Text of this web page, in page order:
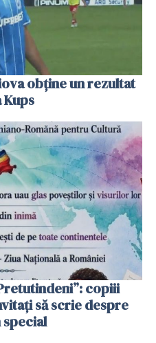
obține un rezultat
Kups
copiii
să scrie despre